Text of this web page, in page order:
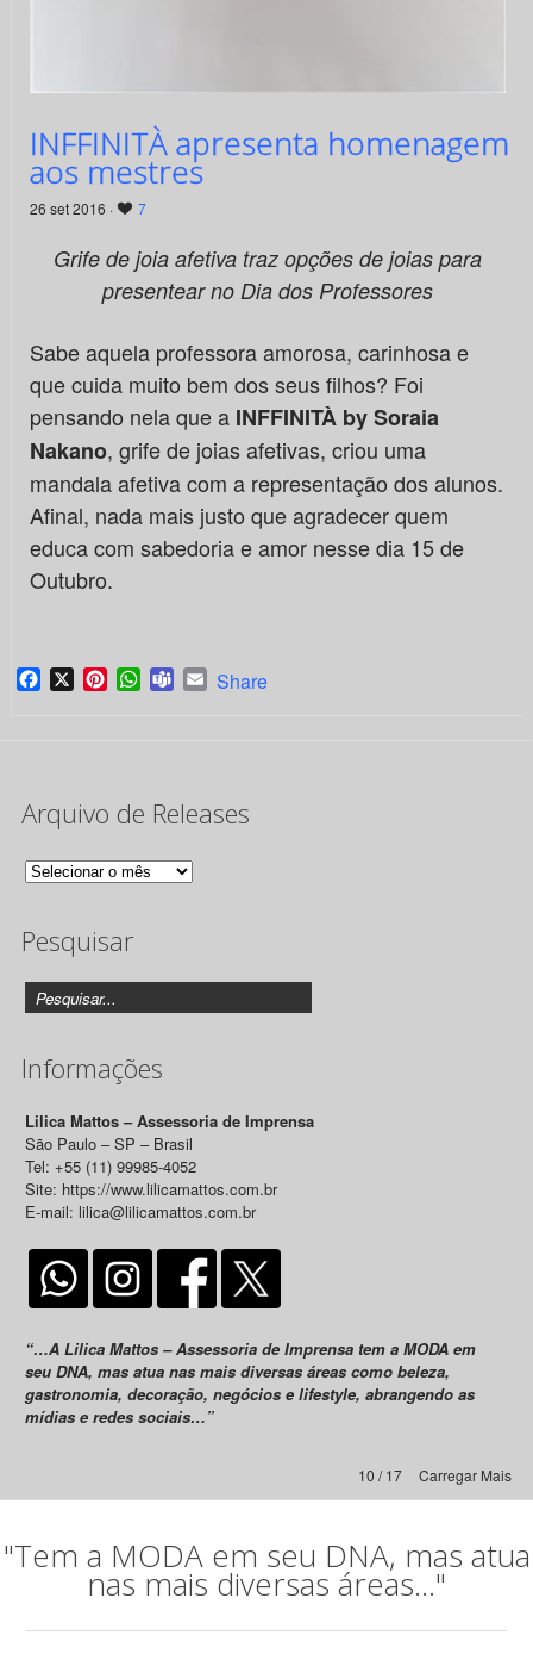
INFFINITÀ apresenta homenagem
aos mestres
26 set 2016 · 7
Grife de joia afetiva traz opções de joias para
presentearno Dia dos Professores
Sabe aquela professora amorosa, carinhosa e
que cuida muito bem dos seus filhos? Foi
pensando nela que a INFFINITÀ by Soraia
Nakano, grife de joias afetivas, criou uma
mandala afetiva com a representação dos alunos.
Afinal, nada mais justo que agradecer quem
educa com sabedoria e amor nesse dia 15 de
Outubro.
Facebook
X PinterestWhatsApp
TeamsEmail
Share
Arquivo de Releases
Arquivo
Releases
Pesquisar
Informações
Lilica Mattos – Assessoria de Imprensa
São Paulo – SP – Brasil
Tel: +55 (11) 99985-4052
Site: https://www.lilicamattos.com.br
E-mail: lilica@lilicamattos.com.br
“…A Lilica Mattos – Assessoria de Imprensa tem a MODA em
seu DNA, mas atua nas mais diversas áreas como beleza,
gastronomia, decoração, negócios e lifestyle, abrangendo as
mídias e redes sociais…”
Carregar Mais
10 / 17
"Tem a MODA em seu DNA, mas atua
nas mais diversas áreas..."